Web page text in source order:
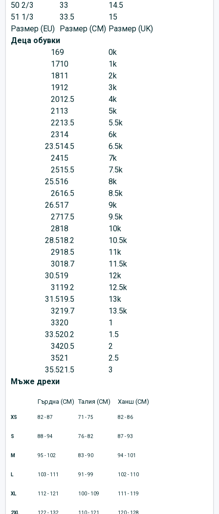
50 2/3
33
14.5
51 1/3
33.5
15
Размер (EU) Размер (CM) Размер (UK)
Деца обувки
169
0k
1710
1k
1811
2k
1912
3k
2012.5
4k
2113
5k
2213.5
5.5k
2314
6k
23.514.5
6.5k
2415
7k
2515.5
7.5k
25.516
8k
2616.5
8.5k
26.517
9k
2717.5
9.5k
2818
10k
28.518.2
10.5k
2918.5
11k
3018.7
11.5k
30.519
12k
3119.2
12.5k
31.519.5
13k
3219.7
13.5k
3320
1
33.520.2
1.5
3420.5
2
3521
2.5
35.521.5
3
Мъже дрехи
Гърдна (CM) Талия (CM) Ханш (CM)
XS 82 - 87 71 - 75 82 - 86
S 88 - 94 76 - 82 87 - 93
M 95 - 102 83 - 90 94 - 101
L 103 - 111 91 - 99 102 - 110
XL 112 - 121 100 - 109 111 - 119
2XL 122 - 132 110 - 121 120 - 128